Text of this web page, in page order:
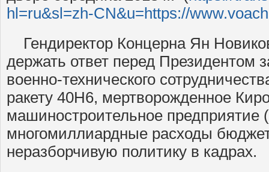
hl=ru&sl=zh-CN&u=https://
Гендиректор Концерна Ян
держать ответ перед Президентом
военно-технического
ракету 40Н6, мертворожденное
машиностроительное
многомиллиардные расходы
неразборчивую политику в кадрах.